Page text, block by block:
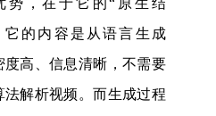
势，在于它的“ 原生结
它的内容是从语言生成
度高、信息清晰，不需要
法解析视频。而生成过程